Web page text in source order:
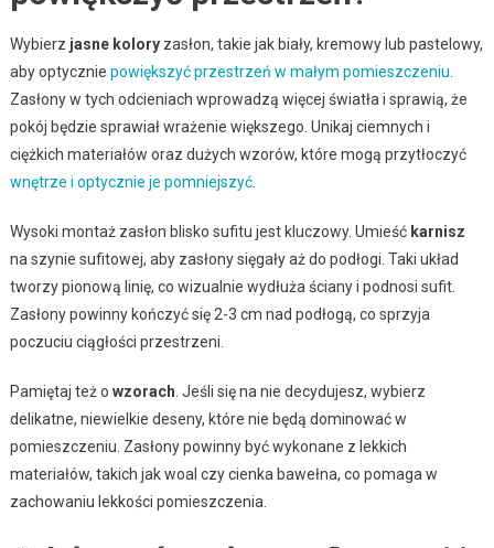
Wybierz jasne koloryzasłon, takie jak biały, kremowy lub pastelowy,
aby optycznie powiększyć przestrzeń w małym pomieszczeniu
Zasłony w tych odcieniach wprowadzą więcej światła i sprawią, że
pokój będzie sprawiał wrażenie większego. Unikaj ciemnych i
ciężkich materiałów oraz dużych wzorów, które mogą przytłoczyć
wnętrze i optycznie je pomniejszyć.
Wysoki montaż zasłon blisko sufitu jest kluczowy. Umieść karnisz
na szynie sufitowej, aby zasłony sięgały aż do podłogi. Taki układ
tworzy pionową linię, co wizualnie wydłuża ściany i podnosi sufit.
Zasłony powinny kończyć się 2-3 cm nad podłogą, co sprzyja
poczuciu ciągłości przestrzeni.
Pamiętaj też o wzorach . Jeśli się na nie decydujesz, wybierz
delikatne, niewielkie deseny, które nie będą dominować w
pomieszczeniu. Zasłony powinny być wykonane z lekkich
materiałów, takich jak woal czy cienka bawełna, co pomaga w
zachowaniu lekkości pomieszczenia.